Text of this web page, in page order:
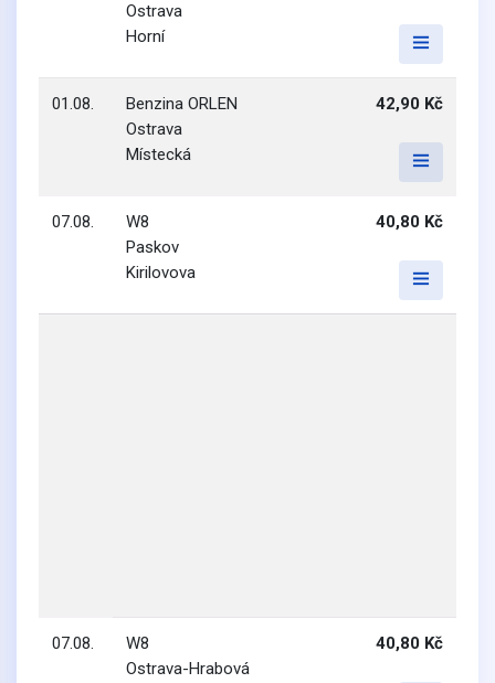
Ostrava
Horní
01.08.
Benzina ORLEN
Ostrava
Místecká
42,90 Kč
07.08.
W8
Paskov
Kirilovova
40,80 Kč
07.08.
W8
Ostrava-Hrabová
40,80 Kč